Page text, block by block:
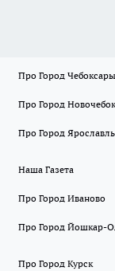
Про Город Чебоксары
Про Город
Про Город Ярославль
Наша Газета
Про Город Иваново
Про Город Йошкар-
Про Город Курск